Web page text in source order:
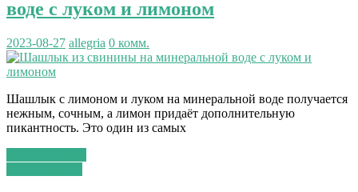
воде с луком и лимоном
2023-08-27 allegria 0 комм.
Шашлык с лимоном и луком на минеральной воде получается
нежным, сочным, а лимон придаёт дополнительную
пикантность. Это один из самых